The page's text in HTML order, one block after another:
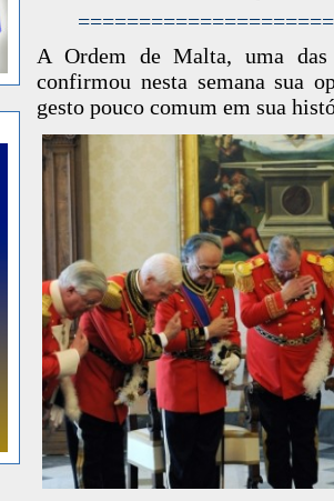
A Ordem de Malta, uma
confirmou nesta semana sua
gesto pouco comum em sua